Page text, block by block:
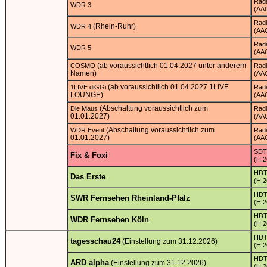
WDR 3
WDR 4 (Rhein-Ruhr)
WDR 5
COSMO (ab voraussichtlich 01.04.2027 unter anderem
Namen)
1LIVE diGGi (ab voraussichtlich 01.04.2027 1LIVE
LOUNGE)
Die Maus (Abschaltung voraussichtlich zum
01.01.2027)
WDR Event (Abschaltung voraussichtlich zum
01.01.2027)
Fix & Foxi
Das Erste
SWR Fernsehen Rheinland-Pfalz
WDR Fernsehen Köln
tagesschau24(Einstellung zum 31.12.2026)
ARD alpha(Einstellung zum 31.12.2026)